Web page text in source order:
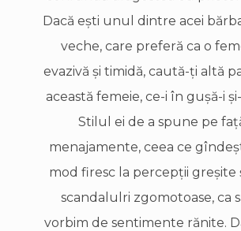
Dacă eşti unul dintre acei
veche, care preferă ca o
evazivă şi timidă, caută-ţi altă
această femeie, ce-i în guşă-i
Stilul ei de a spune pe
menajamente, ceea ce
mod firesc la percepţii greşite
scandalulri zgomotoase, ca
vorbim de sentimente rănite.